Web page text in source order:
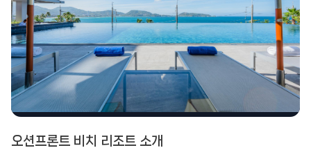
오션프론트 비치 리조트
오션프론트 비치 리조트 소개